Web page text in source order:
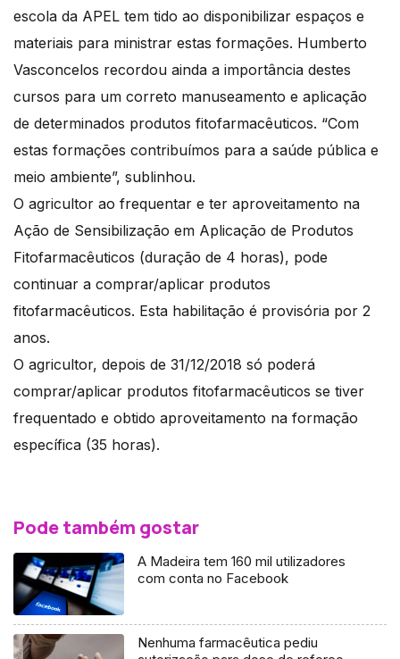
escola da APEL tem tido ao disponibilizar espaços e
materiais para ministrar estas formações. Humberto
Vasconcelos recordou ainda a importância destes
cursos para um correto manuseamento e aplicação
de determinados produtos fitofarmacêuticos. “Com
estas formações contribuímos para a saúde pública e
meio ambiente”, sublinhou.
O agricultor ao frequentar e ter aproveitamento na
Ação de Sensibilização em Aplicação de Produtos
Fitofarmacêuticos (duração de 4 horas), pode
continuar a comprar/aplicar produtos
fitofarmacêuticos. Esta habilitação é provisória por 2
anos.
O agricultor, depois de 31/12/2018 só poderá
comprar/aplicar produtos fitofarmacêuticos se tiver
frequentado e obtido aproveitamento na formação
específica (35 horas).
Pode também gostar
A Madeira tem 160 mil utilizadores
com conta no Facebook
Nenhuma farmacêutica pediu